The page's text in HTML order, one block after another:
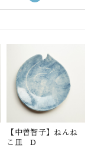
【中曽智子】ねんね
こ皿 D